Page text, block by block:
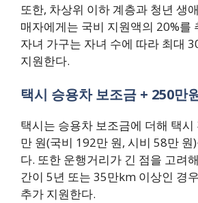
또한, 차상위 이하 계층과 청년 생
매자에게는 국비 지원액의 20%를
자녀 가구는 자녀 수에 따라 최대
지원한다.
택시 승용차 보조금 + 250만
택시는 승용차 보조금에 더해 택
만 원(국비 192만 원, 시비 58만 원
다. 또한 운행거리가 긴 점을 고려
간이 5년 또는 35만km 이상인 경
추가 지원한다.